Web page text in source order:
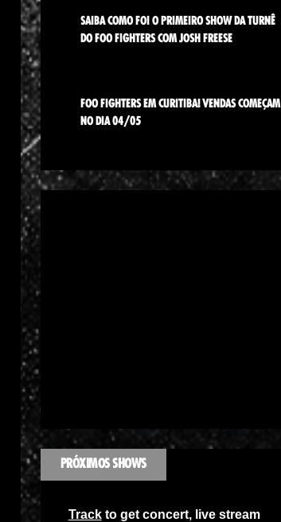
SAIBA COMO FOI O PRIMEIRO SHOW DA TURNÊ
DO FOO FIGHTERS COM JOSH FREESE
FOO FIGHTERS EM CURITIBA! VENDAS COMEÇAM
NO DIA 04/05
PRÓXIMOS SHOWS
Trackto get concert, live stream